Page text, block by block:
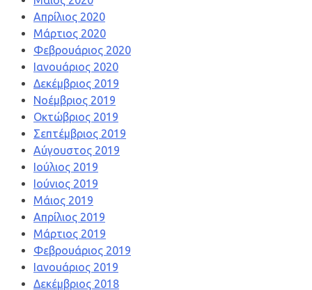
Απρίλιος 2020
Μάρτιος 2020
Φεβρουάριος 2020
Ιανουάριος 2020
Δεκέμβριος 2019
Νοέμβριος 2019
Οκτώβριος 2019
Σεπτέμβριος 2019
Αύγουστος 2019
Ιούλιος 2019
Ιούνιος 2019
Μάιος 2019
Απρίλιος 2019
Μάρτιος 2019
Φεβρουάριος 2019
Ιανουάριος 2019
Δεκέμβριος 2018